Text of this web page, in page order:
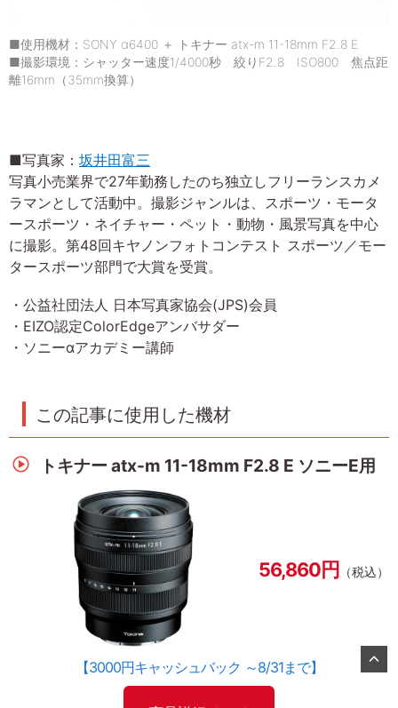
■使用機材：SONY α6400 ＋ トキナー atx-m 11-18mm F2.8 E
■撮影環境：シャッター速度1/4000秒 絞りF2.8 ISO800 焦点距
離16mm（35mm換算）
■写真家： 坂井田富三
写真小売業界で27年勤務したのち独立しフリーランスカメ
ラマンとして活動中。撮影ジャンルは、スポーツ・モータ
ースポーツ・ネイチャー・ペット・動物・風景写真を中心
に撮影。第48回キヤノンフォトコンテスト スポーツ／モー
タースポーツ部門で大賞を受賞。
・公益社団法人 日本写真家協会(JPS)会員
・EIZO認定ColorEdgeアンバサダー
・ソニーαアカデミー講師
この記事に使用した機材
トキナー atx-m 11-18mm F2.8 E ソニーE用
56,860円 （税込）
【3000円キャッシュバック ～8/31まで】